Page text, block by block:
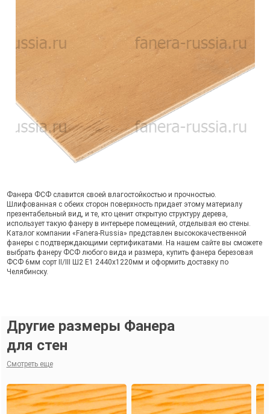
Фанера ФСФ славится своей влагостойкостью и прочностью.
Шлифованная с обеих сторон поверхность придает этому материалу
презентабельный вид, и те, кто ценит открытую структуру дерева,
использует такую фанеру в интерьере помещений, отделывая ею стены.
Каталог компании «Fanera-Russia» представлен высококачественной
фанеры с подтверждающими сертификатами. На нашем сайте вы сможете
выбрать фанеру ФСФ любого вида и размера, купить фанера березовая
ФСФ 6мм сорт II/III Ш2 Е1 2440х1220мм и оформить доставку по
Челябинску.
Другие размеры Фанера
для стен
Смотреть еще